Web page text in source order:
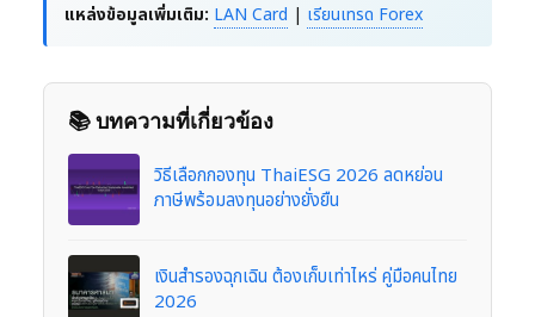
แหล่งข้อมูลเพิ่มเติม: LAN Card | เรียนเทรด Forex
📚 บทความที่เกี่ยวข้อง
วิธีเลือกกองทุน ThaiESG 2026 ลดหย่อน
ภาษีพร้อมลงทุนอย่างยั่งยืน
เงินสำรองฉุกเฉิน ต้องเก็บเท่าไหร่ คู่มือคนไทย
2026